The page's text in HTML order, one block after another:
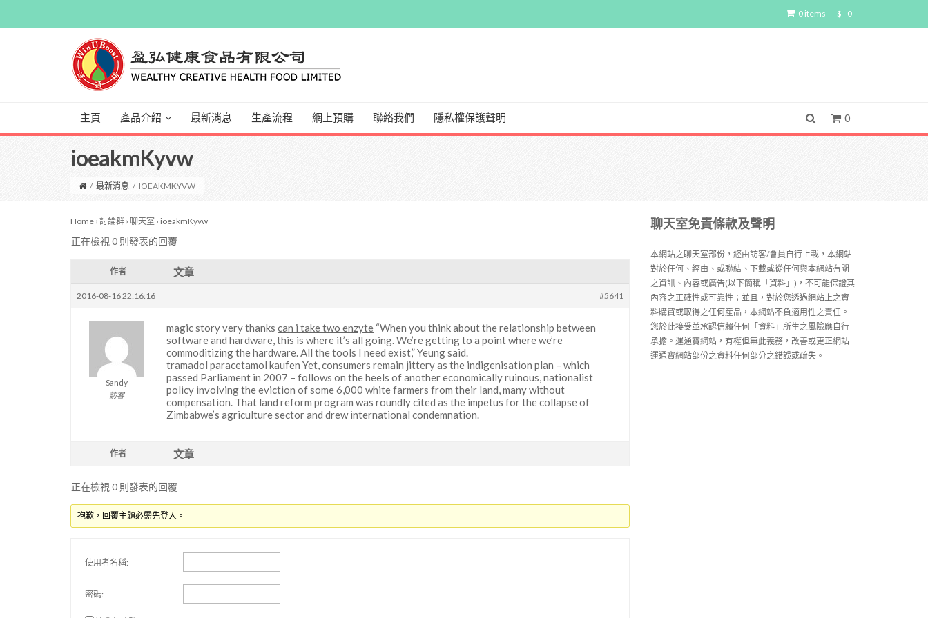
0 items - $ 0
主頁 產品介紹 最新消息 生產流程 網上預購 聯絡我們 隱私權保護聲明 0
ioeakmKyvw
/ 最新消息 / IOEAKMKYVW
Home › 討論群 › 聊天室 › ioeakmKyvw
正在檢視 0 則發表的回覆
作者 文章
2016-08-16 22:16:16 #5641
Sandy
訪客
magic story very thanks can i take two enzyte “When you think about the relationship between
software and hardware, this is where it’s all going. We’re getting to a point where we’re
commoditizing the hardware. All the tools I need exist,” Yeung said.
tramadol paracetamol kaufen Yet, consumers remain jittery as the indigenisation plan – which
passed Parliament in 2007 – follows on the heels of another economically ruinous, nationalist
policy involving the eviction of some 6,000 white farmers from their land, many without
compensation. That land reform program was roundly cited as the impetus for the collapse of
Zimbabwe’s agriculture sector and drew international condemnation.
作者 文章
正在檢視 0 則發表的回覆
抱歉，回覆主題必需先登入。
使用者名稱:
密碼:
聊天室免責條款及聲明
本網站之聊天室部份，經由訪客/會員自行上載，本網站
對於任何、經由、或聯結、下載或從任何與本網站有關
之資訊、內容或廣告(以下簡稱「資料」)，不可能保證其
內容之正確性或可靠性；並且，對於您透過網站上之資
料購買或取得之任何産品，本網站不負適用性之責任。
您於此接受並承認信賴任何「資料」所生之風險應自行
承擔。運通寶網站，有權但無此義務，改善或更正網站
運通寶網站部份之資料任何部分之錯誤或疏失。